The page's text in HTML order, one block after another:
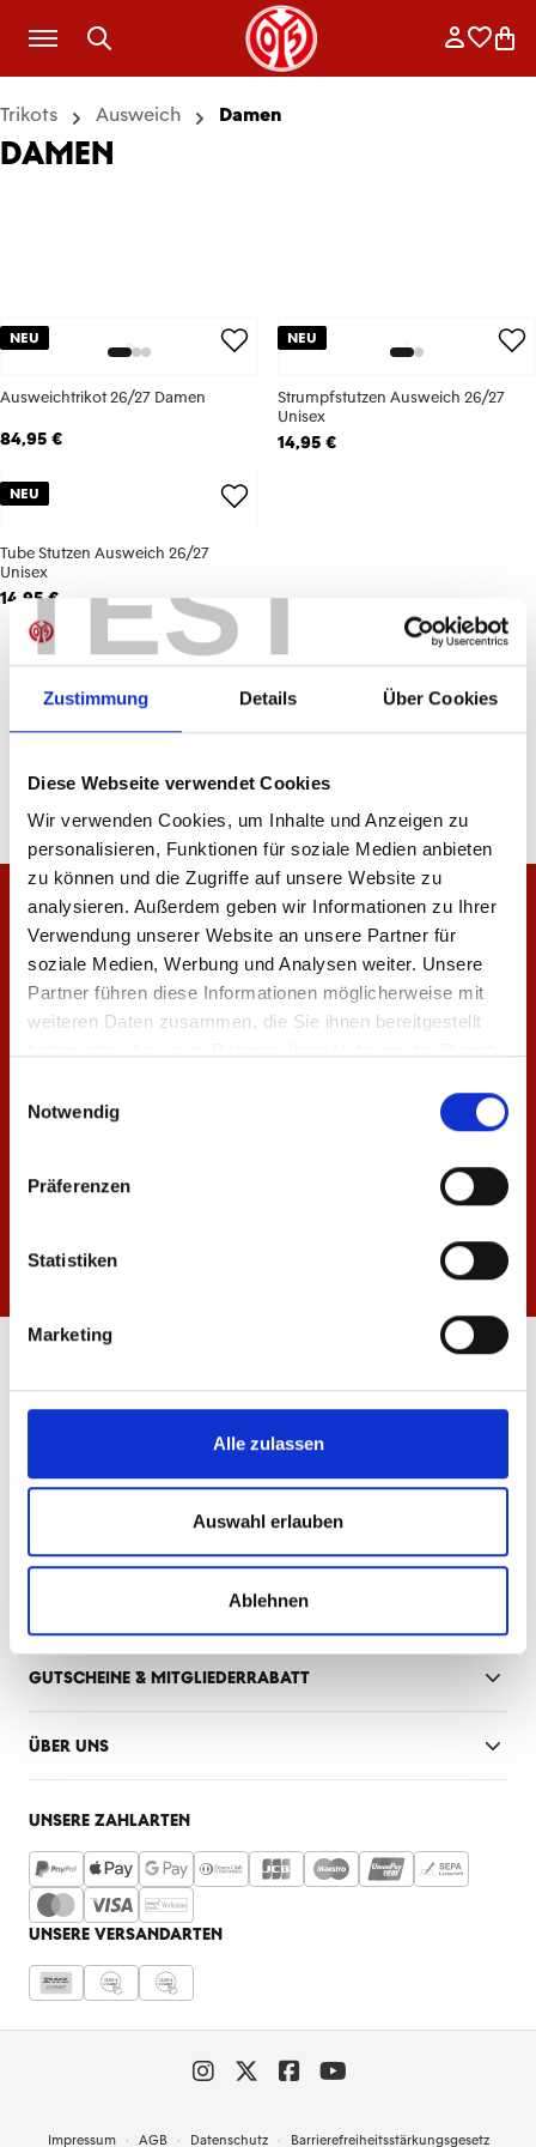
TEST
Zustimmung Details Über Cookies
Diese Webseite verwendet Cookies
Wir verwenden Cookies, um Inhalte und Anzeigen zu
personalisieren, Funktionen für soziale Medien anbieten
zu können und die Zugriffe auf unsere Website zu
analysieren. Außerdem geben wir Informationen zu Ihrer
Verwendung unserer Website an unsere Partner für
soziale Medien, Werbung und Analysen weiter. Unsere
Partner führen diese Informationen möglicherweise mit
weiteren Daten zusammen, die Sie ihnen bereitgestellt
Notwendig
Präferenzen
Statistiken
Marketing
Alle zulassen
Auswahl erlauben
Ablehnen
Zum Hauptinhalt springen
Trikots Ausweich Damen
DAMEN
NEU
Ausweichtrikot 26/27 Damen
84,95 €
NEU
Strumpfstutzen Ausweich 26/27
Unisex
14,95 €
NEU
Tube Stutzen Ausweich 26/27
Unisex
14,95 €
FANSHOP MEWA ARENA
Mo-Fr: 10:00 - 18:30 Uhr
Sa: 10:00 - 16:00 Uhr
INFORMATIONEN & SERVICE
GUTSCHEINE & MITGLIEDERRABATT
ÜBER UNS
UNSERE ZAHLARTEN
UNSERE VERSANDARTEN
Impressum AGB Datenschutz Barrierefreiheitsstärkungsgesetz